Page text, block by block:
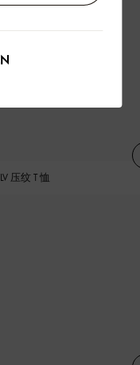
LV 压纹 T 恤